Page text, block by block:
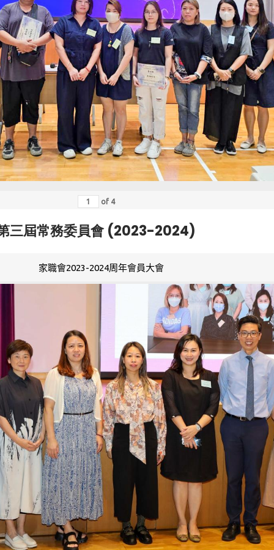
of 4
三屆常務委員會 (2023-2024)
家職會2023-2024周年會員大會